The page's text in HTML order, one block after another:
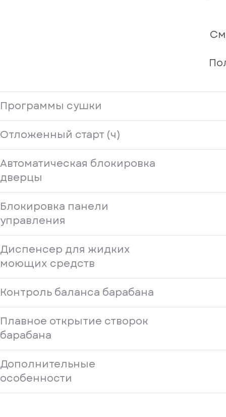
Программы сушки
Отложенный старт (ч)
Автоматическая блокировка
дверцы
Блокировка панели
управления
Диспенсер для жидких
моющих средств
Контроль баланса барабана
Плавное открытие створок
барабана
Дополнительные
особенности